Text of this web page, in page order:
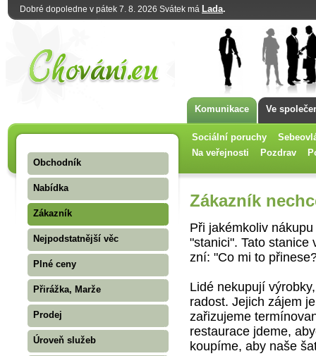
Dobré dopoledne v pátek 7. 8. 2026 Svátek má Lada.
Komunikace Ve
Sociální poruchy
Na veřejnosti
Pozdrav
Obchodník
Nabídka
Zákazník
Nejpodstatnější věc
Plné ceny
Přirážka, Marže
Prodej
Úroveň služeb
Zákazník
Při jakémkoliv
"stanici". Tato stanice
zní: "Co mi to
Lidé nekupují
radost. Jejich zájem
zařizujeme
restaurace jdeme,
koupíme, aby naše